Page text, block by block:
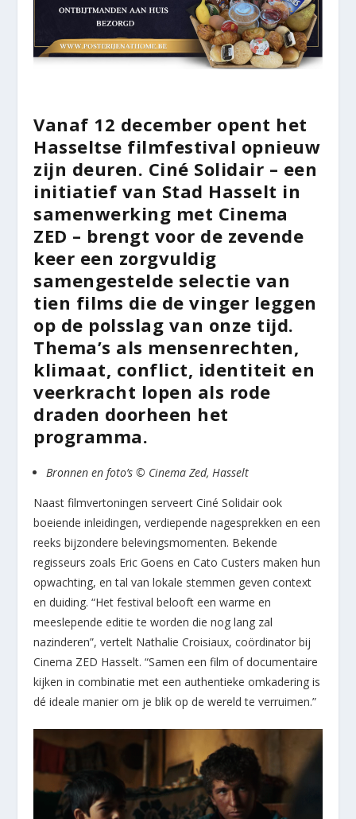
Vanaf 12 december opent het
Hasseltse filmfestival opnieuw
zijn deuren. Ciné Solidair – een
initiatief van Stad Hasselt in
samenwerking met Cinema
ZED – brengt voor de zevende
keer een zorgvuldig
samengestelde selectie van
tien films die de vinger leggen
op de polsslag van onze tijd.
Thema’s als mensenrechten,
klimaat, conflict, identiteit en
veerkracht lopen als rode
draden doorheen het
programma.
Bronnen en foto’s © Cinema Zed, Hasselt
Naast filmvertoningen serveert Ciné Solidair ook
boeiende inleidingen, verdiepende nagesprekken en een
reeks bijzondere belevingsmomenten. Bekende
regisseurs zoals Eric Goens en Cato Custers maken hun
opwachting, en tal van lokale stemmen geven context
en duiding. “Het festival belooft een warme en
meeslepende editie te worden die nog lang zal
nazinderen”, vertelt Nathalie Croisiaux, coördinator bij
Cinema ZED Hasselt. “Samen een film of documentaire
kijken in combinatie met een authentieke omkadering is
dé ideale manier om je blik op de wereld te verruimen.”